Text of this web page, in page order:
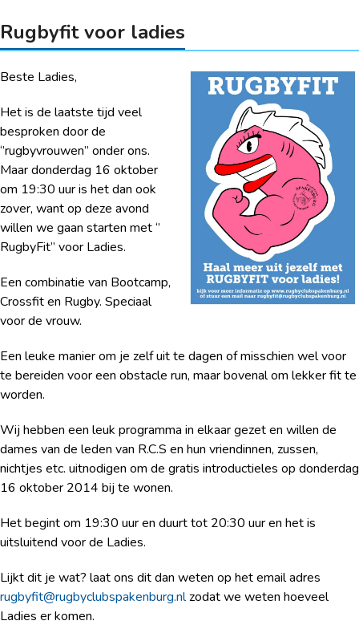
Rugbyfit voor ladies
Beste Ladies,
Het is de laatste tijd veel
besproken door de
‘’rugbyvrouwen’’ onder ons.
Maar donderdag 16 oktober
om 19:30 uur is het dan ook
zover, want op deze avond
willen we gaan starten met ‘’
RugbyFit’’ voor Ladies.
Een combinatie van Bootcamp,
Crossfit en Rugby. Speciaal
voor de vrouw.
Een leuke manier om je zelf uit te dagen of misschien wel voor
te bereiden voor een obstacle run, maar bovenal om lekker fit te
worden.
Wij hebben een leuk programma in elkaar gezet en willen de
dames van de leden van R.C.S en hun vriendinnen, zussen,
nichtjes etc. uitnodigen om de gratis introductieles op donderdag
16 oktober 2014 bij te wonen.
Het begint om 19:30 uur en duurt tot 20:30 uur en het is
uitsluitend voor de Ladies.
Lijkt dit je wat? laat ons dit dan weten op het email adres
rugbyfit@rugbyclubspakenburg.nlzodat we weten hoeveel
Ladies er komen.